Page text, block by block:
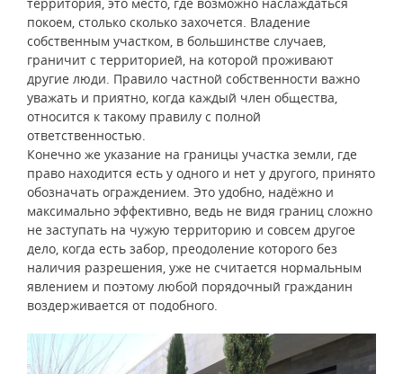
покоем, столько сколько захочется. Владение
собственным участком, в большинстве случаев,
граничит с территорией, на которой проживают
другие люди. Правило частной собственности важно
уважать и приятно, когда каждый член общества,
относится к такому правилу с полной
ответственностью.
Конечно же указание на границы участка земли, где
право находится есть у одного и нет у другого, принято
обозначать ограждением. Это удобно, надёжно и
максимально эффективно, ведь не видя границ сложно
не заступать на чужую территорию и совсем другое
дело, когда есть забор, преодоление которого без
наличия разрешения, уже не считается нормальным
явлением и поэтому любой порядочный гражданин
воздерживается от подобного.